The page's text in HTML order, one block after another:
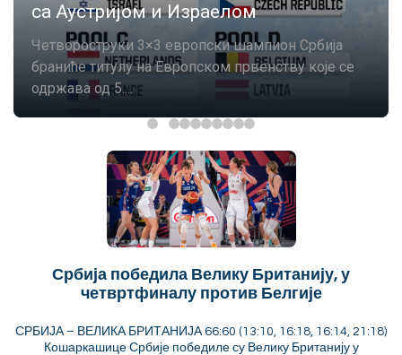
са Аустријом и Израелом
Четвороструки 3×3 европски шампион Србија
браниће титулу на Европском првенству које се
одржава од 5....
Србија победила Велику Британију, у
четвртфиналу против Белгије
СРБИЈА – ВЕЛИКА БРИТАНИЈА 66:60 (13:10, 16:18, 16:14, 21:18)
Кошаркашице Србије победиле су Велику Британију у